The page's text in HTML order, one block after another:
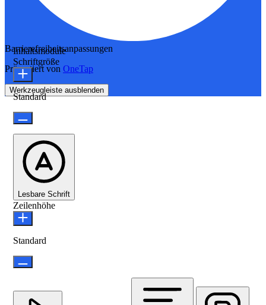
Barrierefreiheitsanpassungen
Präsentiert von OneTap
Werkzeugleiste ausblenden
Inhaltsmodule
Schriftgröße
Standard
Lesbare Schrift
Zeilenhöhe
Standard